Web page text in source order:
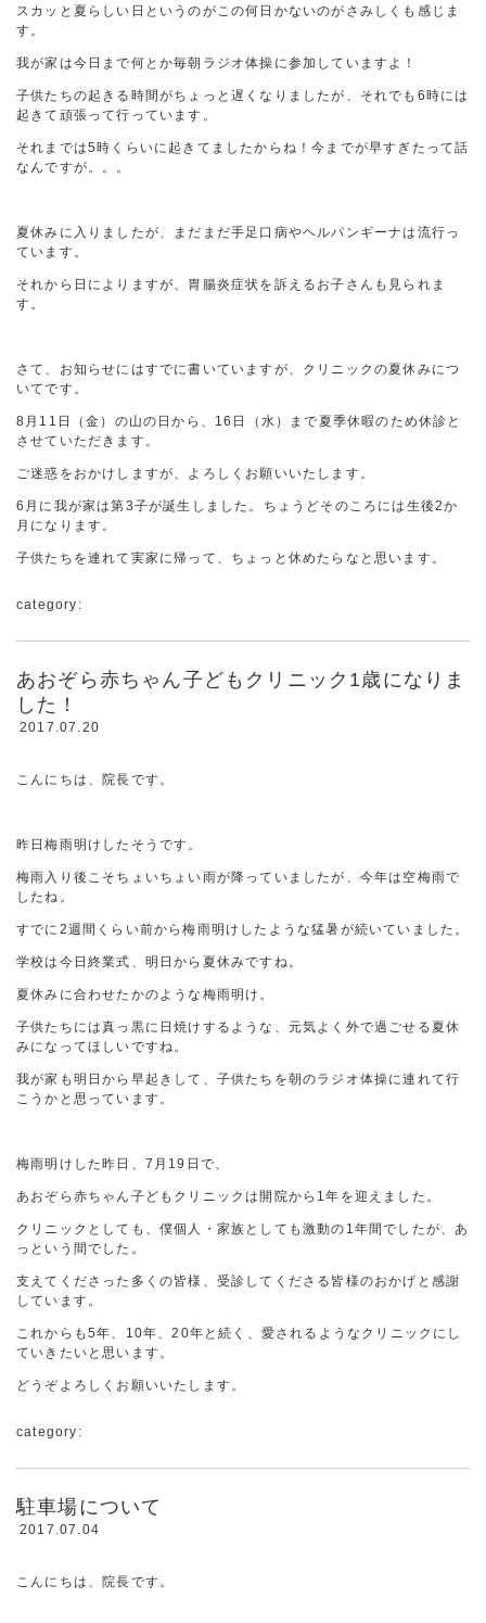
スカッと夏らしい日というのがこの何日かないのがさみしくも感じま
す。
我が家は今日まで何とか毎朝ラジオ体操に参加していますよ！
子供たちの起きる時間がちょっと遅くなりましたが、それでも6時には
起きて頑張って行っています。
それまでは5時くらいに起きてましたからね！今までが早すぎたって話
なんですが。。。
夏休みに入りましたが、まだまだ手足口病やヘルパンギーナは流行っ
ています。
それから日によりますが、胃腸炎症状を訴えるお子さんも見られま
す。
さて、お知らせにはすでに書いていますが、クリニックの夏休みにつ
いてです。
8月11日（金）の山の日から、16日（水）まで夏季休暇のため休診と
させていただきます。
ご迷惑をおかけしますが、よろしくお願いいたします。
6月に我が家は第3子が誕生しました。ちょうどそのころには生後2か
月になります。
子供たちを連れて実家に帰って、ちょっと休めたらなと思います。
category:
あおぞら赤ちゃん子どもクリニック1歳になりま
した！
2017.07.20
こんにちは、院長です。
昨日梅雨明けしたそうです。
梅雨入り後こそちょいちょい雨が降っていましたが、今年は空梅雨で
したね。
すでに2週間くらい前から梅雨明けしたような猛暑が続いていました。
学校は今日終業式、明日から夏休みですね。
夏休みに合わせたかのような梅雨明け。
子供たちには真っ黒に日焼けするような、元気よく外で過ごせる夏休
みになってほしいですね。
我が家も明日から早起きして、子供たちを朝のラジオ体操に連れて行
こうかと思っています。
梅雨明けした昨日、7月19日で、
あおぞら赤ちゃん子どもクリニックは開院から1年を迎えました。
クリニックとしても、僕個人・家族としても激動の1年間でしたが、あ
っという間でした。
支えてくださった多くの皆様、受診してくださる皆様のおかげと感謝
しています。
これからも5年、10年、20年と続く、愛されるようなクリニックにし
ていきたいと思います。
どうぞよろしくお願いいたします。
category:
駐車場について
2017.07.04
こんにちは、院長です。